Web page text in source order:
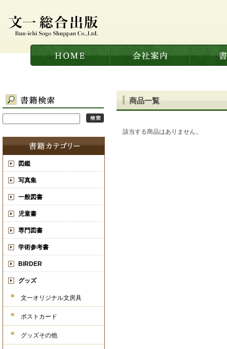
図鑑
写真集
一般図書
児童書
専門図書
学術参考書
BIRDER
グッズ
文一オリジナル文房具
ポストカード
グッズその他
商品一覧
該当する商品はありません。